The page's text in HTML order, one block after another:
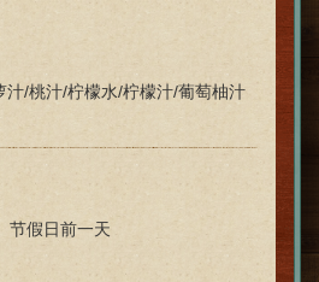
汁/桃汁/柠檬水/柠檬汁/葡萄柚汁
节假日前一天
】主厨精选高级套餐 / 5000日元
れ家イタリアン ハイドウェイダイ
アーバンライフビルヂング2F
報をコピー